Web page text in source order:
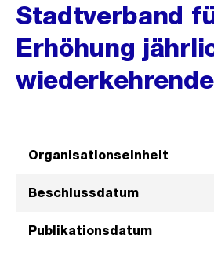
Stadtverband
Erhöhung
Organisationseinheit
Beschlussdatum
Publikationsdatum